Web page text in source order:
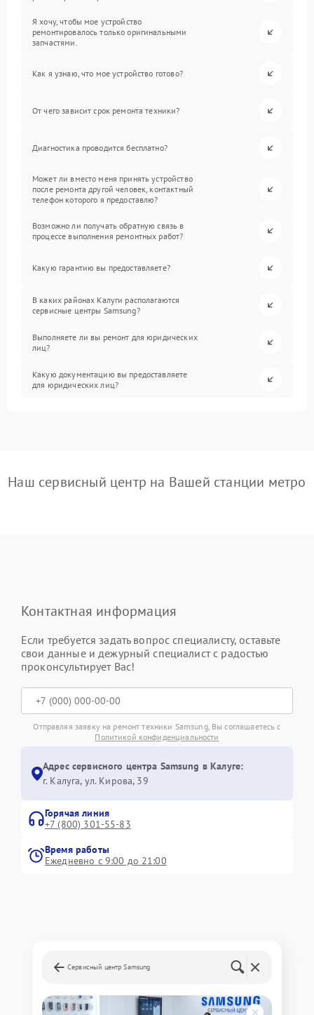
Я хочу, чтобы мое устройство
ремонтировалось только оригинальными
запчастями.
Как я узнаю, что мое устройство готово?
От чего зависит срок ремонта техники?
Диагностика проводится бесплатно?
Может ли вместо меня принять устройство
после ремонта другой человек, контактный
телефон которого я предоставлю?
Возможно ли получать обратную связь в
процессе выполнения ремонтных работ?
Какую гарантию вы предоставляете?
В каких районах Калуги располагаются
сервисные центры Samsung?
Выполняете ли вы ремонт для юридических
лиц?
Какую документацию вы предоставляете
для юридических лиц?
Наш сервисный центр на Вашей станции метро
Контактная информация
Если требуется задать вопрос специалисту, оставьте
свои данные и дежурный специалист с радостью
проконсультирует Вас!
Отправляя заявку на ремонт техники Samsung, Вы соглашаетесь с
Политикой конфиденциальности
Адрес сервисного центра Samsung в Калуге:
г. Калуга, ул. Кирова, 39
Горячая линия
+7 (800) 301-55-83
Время работы
Ежедневно с 9:00 до 21:00
Сервисный центр Samsung